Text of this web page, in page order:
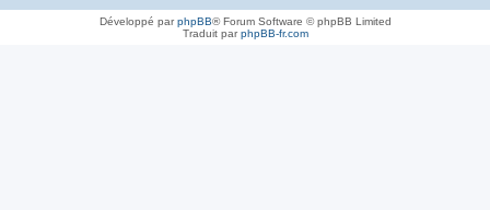
Développé parphpBB® Forum Software © phpBB Limited
Traduit parphpBB-fr.com